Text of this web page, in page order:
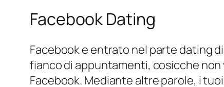
Facebook Dating
Facebook e entrato nel parte dating
fianco di appuntamenti, cosicche non
Facebook. Mediante altre parole, i